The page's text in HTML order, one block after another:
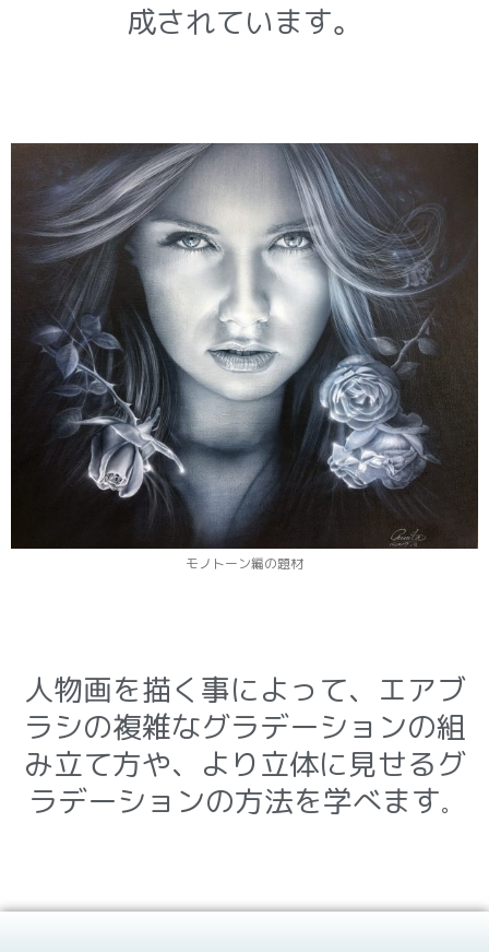
成されています。
モノトーン編の題材
人物画を描く事によって、エアブ
ラシの複雑なグラデーションの組
み立て方や、より立体に見せるグ
ラデーションの方法を学べます。